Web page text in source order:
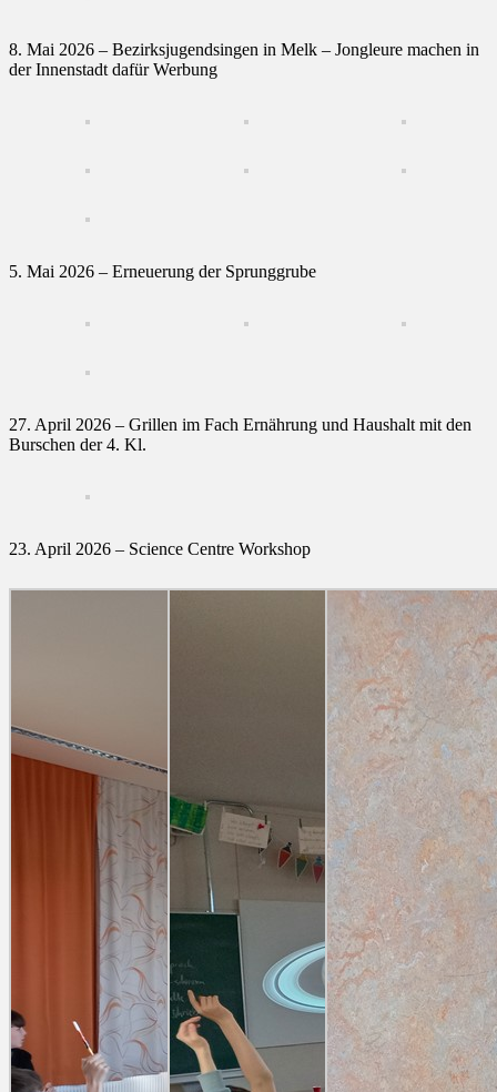
8. Mai 2026 – Bezirksjugendsingen in Melk – Jongleure machen in
der Innenstadt dafür Werbung
5. Mai 2026 – Erneuerung der Sprunggrube
27. April 2026 – Grillen im Fach Ernährung und Haushalt mit den
Burschen der 4. Kl.
23. April 2026 – Science Centre Workshop